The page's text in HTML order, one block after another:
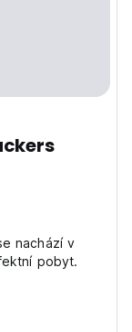
nachází v
pobyt.